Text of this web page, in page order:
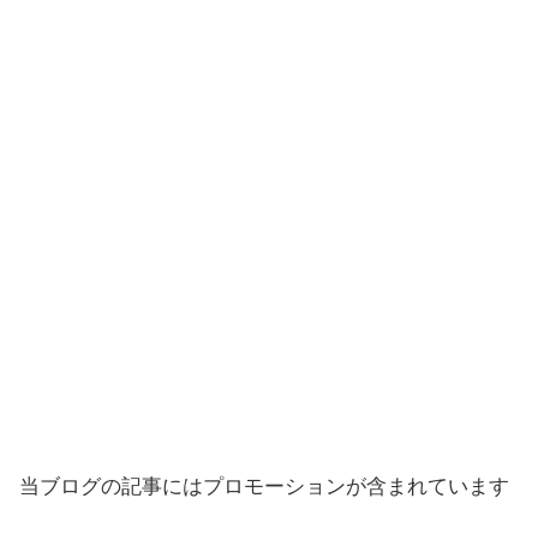
当ブログの記事にはプロモーションが含まれています